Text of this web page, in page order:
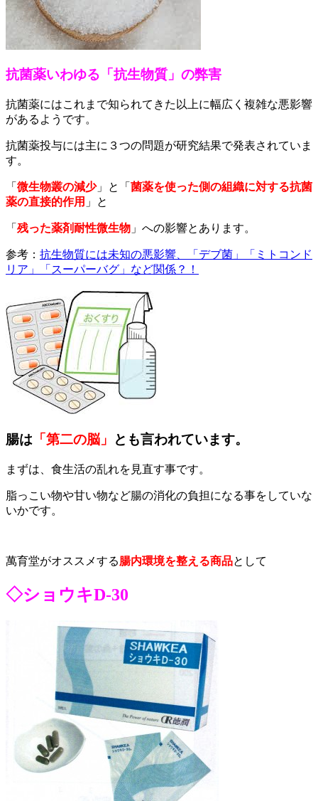
抗菌薬いわゆる「抗生物質」の弊害
抗菌薬にはこれまで知られてきた以上に幅広く複雑な悪影響
があるようです。
抗菌薬投与には主に３つの問題が研究結果で発表されていま
す。
「 微生物叢の減少」と「 菌薬を使った側の組織に対する抗菌
薬の直接的作用 」と
「 残った薬剤耐性微生物 」への影響とあります。
参考： 抗生物質には未知の悪影響、「デブ菌」「ミトコンド
リア」「スーパーバグ」など関係？！
腸は 「第二の脳」 とも言われています。
まずは、食生活の乱れを見直す事です。
脂っこい物や甘い物など腸の消化の負担になる事をしていな
いかです。
萬育堂がオススメする腸内環境を整える商品として
◇ショウキD-30